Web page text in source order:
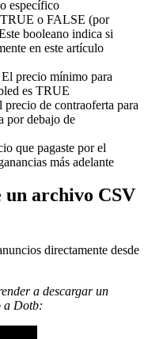
específico
TRUE o FALSE (por
booleano indica si
en este artículo
precio mínimo para
es TRUE
de contraoferta para
por debajo de
que pagaste por el
más adelante
un archivo CSV
directamente desde
a descargar un
a Dotb: